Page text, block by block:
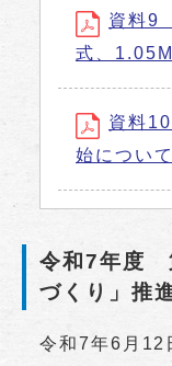
資料9
式、
資料
始につい
令和7年度
づくり」推
令和7年6月